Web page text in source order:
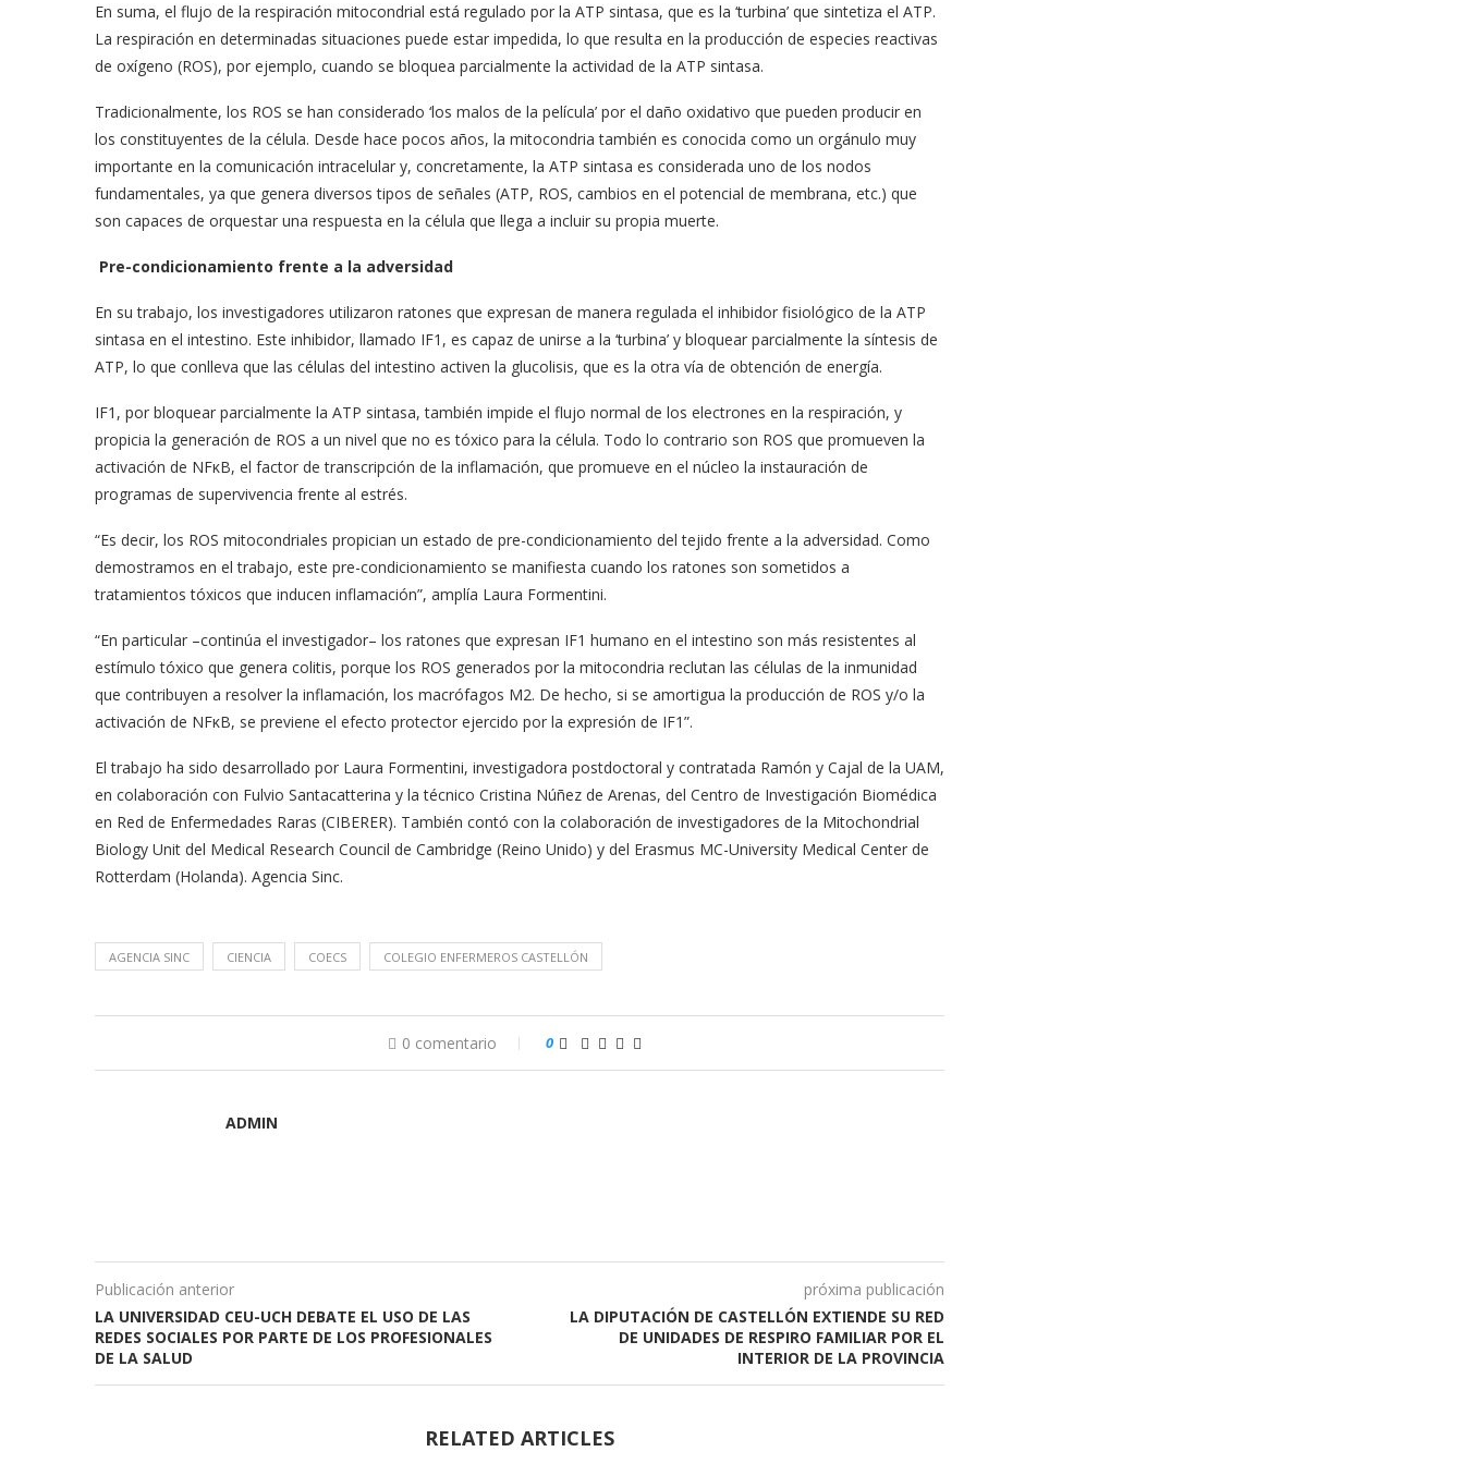
En suma, el flujo de la respiración mitocondrial está regulado por la ATP sintasa, que es la ‘turbina’ que sintetiza el ATP.
La respiración en determinadas situaciones puede estar impedida, lo que resulta en la producción de especies reactivas
de oxígeno (ROS), por ejemplo, cuando se bloquea parcialmente la actividad de la ATP sintasa.
Tradicionalmente, los ROS se han considerado ‘los malos de la película’ por el daño oxidativo que pueden producir en
los constituyentes de la célula. Desde hace pocos años, la mitocondria también es conocida como un orgánulo muy
importante en la comunicación intracelular y, concretamente, la ATP sintasa es considerada uno de los nodos
fundamentales, ya que genera diversos tipos de señales (ATP, ROS, cambios en el potencial de membrana, etc.) que
son capaces de orquestar una respuesta en la célula que llega a incluir su propia muerte.
Pre-condicionamiento frente a la adversidad
En su trabajo, los investigadores utilizaron ratones que expresan de manera regulada el inhibidor fisiológico de la ATP
sintasa en el intestino. Este inhibidor, llamado IF1, es capaz de unirse a la ‘turbina’ y bloquear parcialmente la síntesis de
ATP, lo que conlleva que las células del intestino activen la glucolisis, que es la otra vía de obtención de energía.
IF1, por bloquear parcialmente la ATP sintasa, también impide el flujo normal de los electrones en la respiración, y
propicia la generación de ROS a un nivel que no es tóxico para la célula. Todo lo contrario son ROS que promueven la
activación de NFκB, el factor de transcripción de la inflamación, que promueve en el núcleo la instauración de
programas de supervivencia frente al estrés.
“Es decir, los ROS mitocondriales propician un estado de pre-condicionamiento del tejido frente a la adversidad. Como
demostramos en el trabajo, este pre-condicionamiento se manifiesta cuando los ratones son sometidos a
tratamientos tóxicos que inducen inflamación”, amplía Laura Formentini.
“En particular –continúa el investigador– los ratones que expresan IF1 humano en el intestino son más resistentes al
estímulo tóxico que genera colitis, porque los ROS generados por la mitocondria reclutan las células de la inmunidad
que contribuyen a resolver la inflamación, los macrófagos M2. De hecho, si se amortigua la producción de ROS y/o la
activación de NFκB, se previene el efecto protector ejercido por la expresión de IF1”.
El trabajo ha sido desarrollado por Laura Formentini, investigadora postdoctoral y contratada Ramón y Cajal de la UAM,
en colaboración con Fulvio Santacatterina y la técnico Cristina Núñez de Arenas, del Centro de Investigación Biomédica
en Red de Enfermedades Raras (CIBERER). También contó con la colaboración de investigadores de la Mitochondrial
Biology Unit del Medical Research Council de Cambridge (Reino Unido) y del Erasmus MC-University Medical Center de
Rotterdam (Holanda). Agencia Sinc.
AGENCIA SINC CIENCIA COECS COLEGIO ENFERMEROS CASTELLÓN
0 comentario 0
ADMIN
Publicación anterior
LA UNIVERSIDAD CEU-UCH DEBATE EL USO DE LAS
REDES SOCIALES POR PARTE DE LOS PROFESIONALES
DE LA SALUD
próxima publicación
LA DIPUTACIÓN DE CASTELLÓN EXTIENDE SU RED
DE UNIDADES DE RESPIRO FAMILIAR POR EL
INTERIOR DE LA PROVINCIA
RELATED ARTICLES